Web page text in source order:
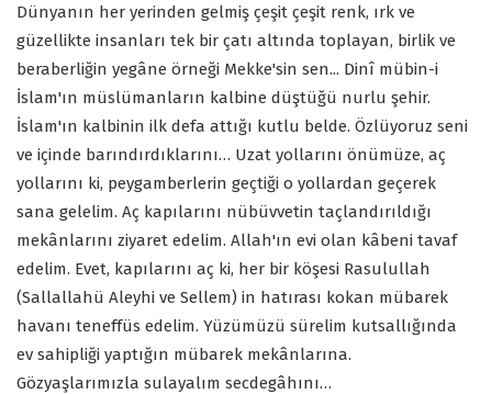
Dünyanın her yerinden gelmiş çeşit çeşit renk, ırk ve
güzellikte insanları tek bir çatı altında toplayan, birlik ve
beraberliğin yegâne örneği Mekke'sin sen... Dinî mübin-i
İslam'ın müslümanların kalbine düştüğü nurlu şehir.
İslam'ın kalbinin ilk defa attığı kutlu belde. Özlüyoruz seni
ve içinde barındırdıklarını… Uzat yollarını önümüze, aç
yollarını ki, peygamberlerin geçtiği o yollardan geçerek
sana gelelim. Aç kapılarını nübüvvetin taçlandırıldığı
mekânlarını ziyaret edelim. Allah'ın evi olan kâbeni tavaf
edelim. Evet, kapılarını aç ki, her bir köşesi Rasulullah
(Sallallahü Aleyhi ve Sellem) in hatırası kokan mübarek
havanı teneffüs edelim. Yüzümüzü sürelim kutsallığında
ev sahipliği yaptığın mübarek mekânlarına.
Gözyaşlarımızla sulayalım secdegâhını…